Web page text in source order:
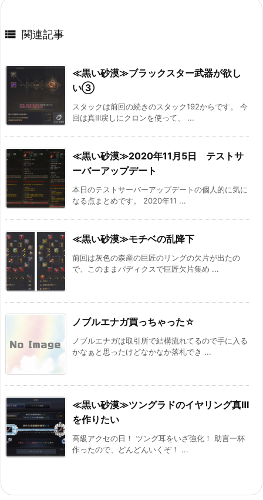
 関連記事
≪黒い砂漠≫ブラックスター武器が欲し
い③
スタックは前回の続きのスタック192からです。 今
回は真Ⅲ戻しにクロンを使って、 ...
≪黒い砂漠≫2020年11月5日 テストサ
ーバーアップデート
本日のテストサーバーアップデートの個人的に気に
なる点まとめです。 2020年11 ...
≪黒い砂漠≫モチベの乱降下
前回は灰色の森産の巨匠のリングの欠片が出たの
で、このままパディクスで巨匠欠片集め ...
ノブルエナガ買っちゃった☆
ノブルエナガは取引所で結構流れてるので手に入る
かなぁと思ったけどなかなか落札でき ...
≪黒い砂漠≫ツングラドのイヤリング真Ⅲ
を作りたい
高級アクセの日！ ツング耳をいざ強化！ 助言一杯
作ったので、どんどんいくぞ！ ...